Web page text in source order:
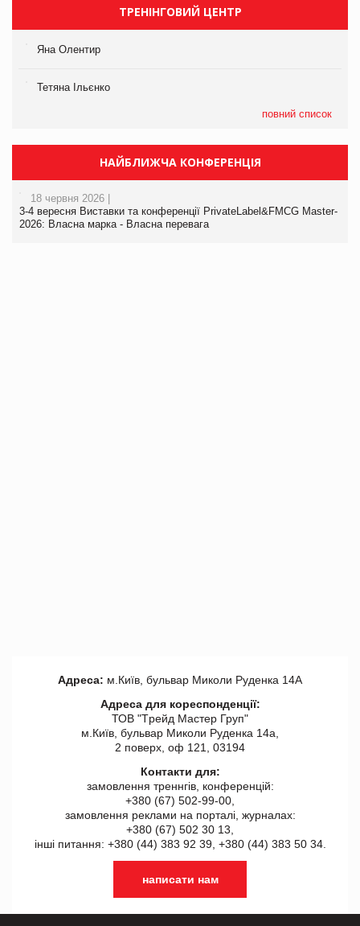
ТРЕНІНГОВИЙ ЦЕНТР
Яна Олентир
Тетяна Ільєнко
повний список
НАЙБЛИЖЧА КОНФЕРЕНЦІЯ
18 червня 2026 |
3-4 вересня Виставки та конференції PrivateLabel&FMCG Master-
2026: Власна марка - Власна перевага
Адреса: м.Київ, бульвар Миколи Руденка 14А
Адреса для кореспонденції:
ТОВ "Tрейд Мастер Груп"
м.Київ, бульвар Миколи Руденка 14а,
2 поверх, оф 121, 03194
Контакти для:
замовлення треннгів, конференцій:
+380 (67) 502-99-00,
замовлення реклами на порталі, журналах:
+380 (67) 502 30 13,
інші питання: +380 (44) 383 92 39, +380 (44) 383 50 34.
написати нам